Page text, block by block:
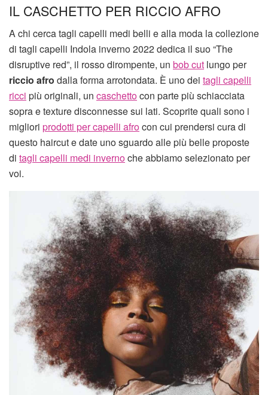
IL CASCHETTO PER RICCIO AFRO
A chi cerca tagli capelli medi belli e alla moda la collezione
di tagli capelli Indola inverno 2022 dedica il suo “The
disruptive red”, il rosso dirompente, un bob cut lungo per
riccio afro dalla forma arrotondata. È uno dei tagli capelli
ricci più originali, un caschettocon parte più schiacciata
sopra e texture disconnesse sui lati. Scoprite quali sono i
migliori prodotti per capelli afrocon cui prendersi cura di
questo haircut e date uno sguardo alle più belle proposte
di tagli capelli medi invernoche abbiamo selezionato per
voi.